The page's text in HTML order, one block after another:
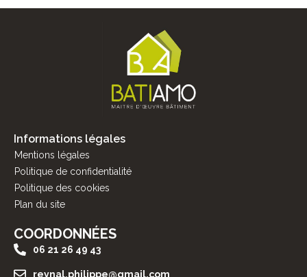
Informations légales
Mentions légales
Politique de confidentialité
Politique des cookies
Plan du site
COORDONNÉES
06 21 26 49 43
reynal.philippe@gmail.com